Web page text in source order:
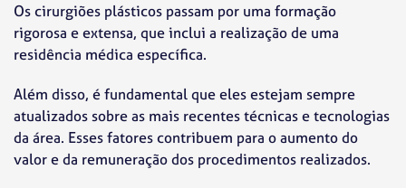
Os cirurgiões plásticos passam por uma formação
rigorosa e extensa, que inclui a realização de uma
residência médica específica.
Além disso, é fundamental que eles estejam sempre
atualizados sobre as mais recentes técnicas e tecnologias
da área. Esses fatores contribuem para o aumento do
valor e da remuneração dos procedimentos realizados.